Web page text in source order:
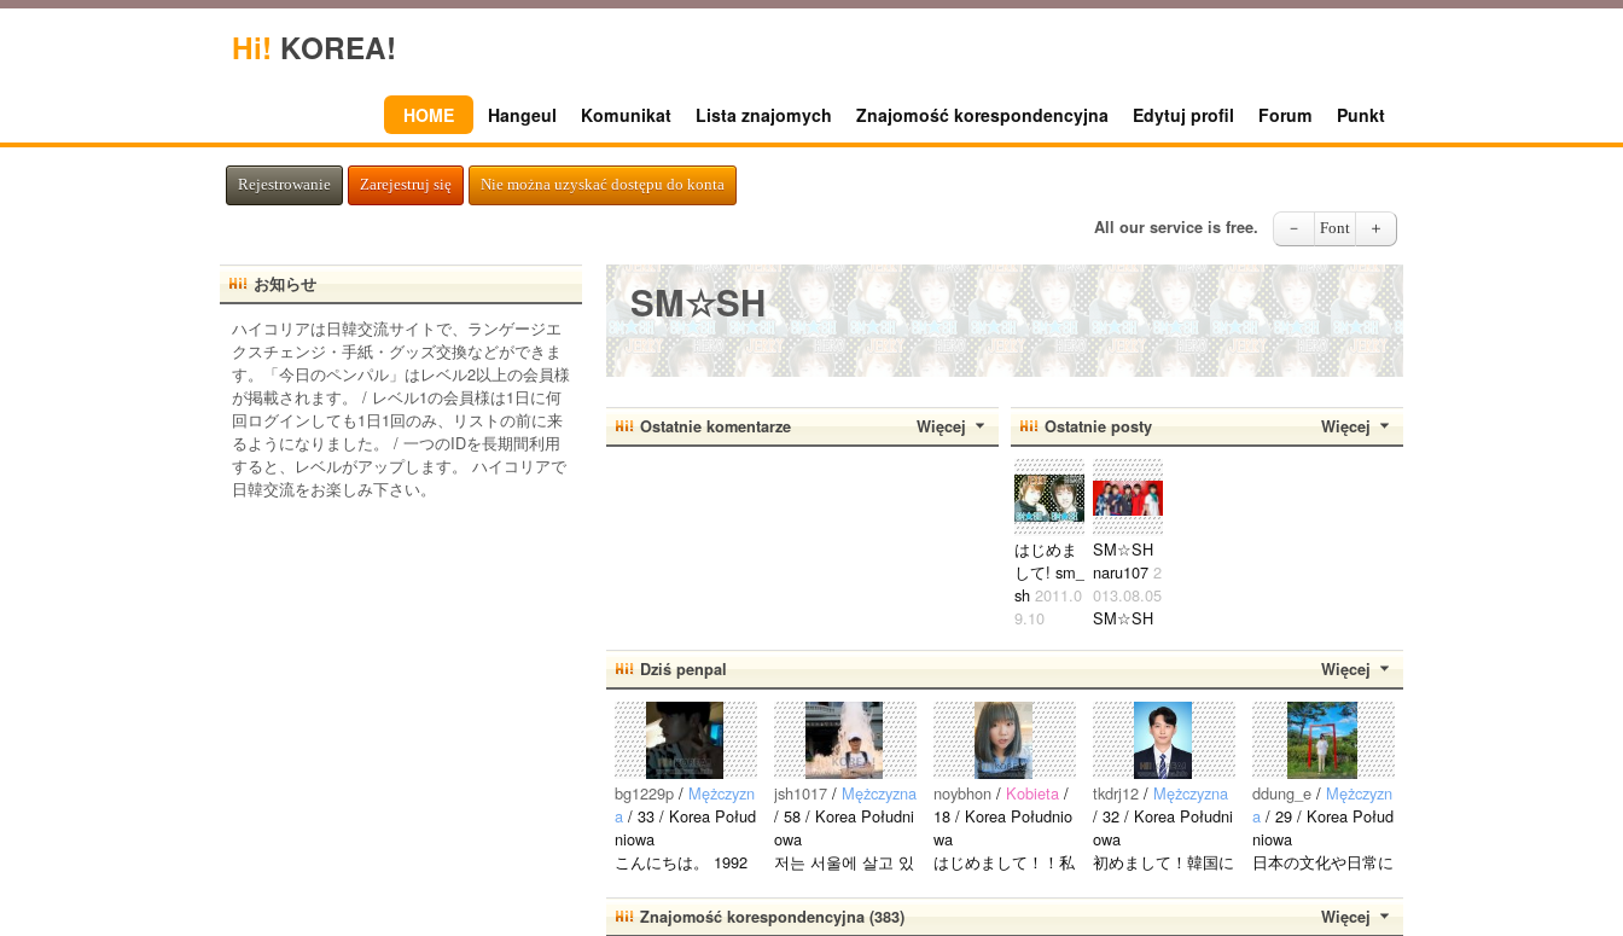
Hi! KOREA!
HOME Hangeul Komunikat Lista znajomych Znajomość korespondencyjna Edytuj profil Forum Punkt
Rejestrowanie Zarejestruj się Nie można uzyskać dostępu do konta
All our service is free. － Font ＋
お知らせ
ハイコリアは日韓交流サイトで、ランゲージエ
クスチェンジ・手紙・グッズ交換などができま
す。「今日のペンパル」はレベル2以上の会員様
が掲載されます。 / レベル1の会員様は1日に何
回ログインしても1日1回のみ、リストの前に来
るようになりました。 / 一つのIDを長期間利用
すると、レベルがアップします。 ハイコリアで
日韓交流をお楽しみ下さい。
SM☆SH
Więcej
Ostatnie komentarze Więcej
Ostatnie posty
はじめま
して! sm_
sh 2011.0
9.10
SM☆SH
大好きで
す｡ ｼﾞｪﾘ
ｰ君とﾋｰﾛ
ｰ君がす
きです｡
韓国語覚
えたいで
SM☆SH
naru107 2
013.08.05
SM☆SH
方、 仲良
くしてく
ださいっ
＾＾！..
Więcej
Dziś penpal
bg1229p / Mężczyzn
a / 33 / Korea Połud
niowa
こんにちは。 1992
す。 出身地は済州
島です。 日本のこ
jsh1017 / Mężczyzna
/ 58 / Korea Południ
owa
저는 서울에 살고 있
다 일본의 비슷한 연
령의 친구들과 친해
noybhon / Kobieta /
18 / Korea Południo
wa
はじめまして！！私
います。。。だから
tkdrj12 / Mężczyzna
/ 32 / Korea Południ
owa
初めまして！韓国に
や運動が好きで、時
ddung_e / Mężczyzn
a / 29 / Korea Połud
niowa
日本の文化や日常に
ペンパルを始めまし
た。 日本語を少し
Więcej
Znajomość korespondencyjna (383)